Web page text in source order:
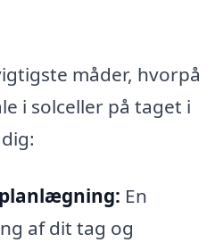
måder, hvorpå
i solceller på taget i
En
af dit tag og